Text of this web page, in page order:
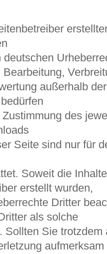
deutschen
außerhalb
des
Seite sind nur für
Soweit die
erstellt wurden,
Dritter
als solche
Sollten Sie trotzdem